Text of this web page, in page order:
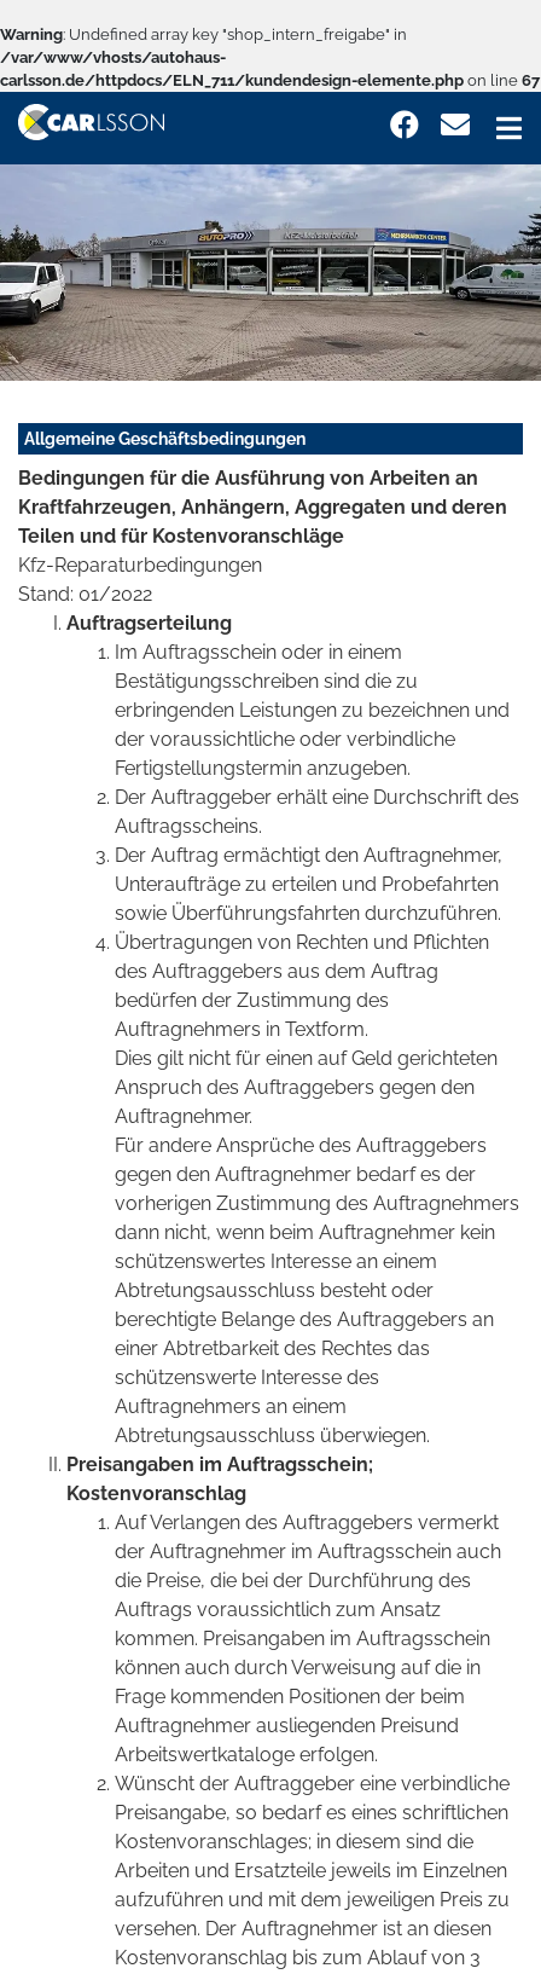
Warning: Undefined array key "shop_intern_freigabe" in
/var/www/vhosts/autohaus-
carlsson.de/httpdocs/ELN_711/kundendesign-elemente.php on line 67
Allgemeine Geschäftsbedingungen
Bedingungen für die Ausführung von Arbeiten an
Kraftfahrzeugen, Anhängern, Aggregaten und deren
Teilen und für Kostenvoranschläge
Kfz-Reparaturbedingungen
Stand: 01/2022
Auftragserteilung
Im Auftragsschein oder in einem
Bestätigungsschreiben sind die zu
erbringenden Leistungen zu bezeichnen und
der voraussichtliche oder verbindliche
Fertigstellungstermin anzugeben.
Der Auftraggeber erhält eine Durchschrift des
Auftragsscheins.
Der Auftrag ermächtigt den Auftragnehmer,
Unteraufträge zu erteilen und Probefahrten
sowie Überführungsfahrten durchzuführen.
Übertragungen von Rechten und Pflichten
des Auftraggebers aus dem Auftrag
bedürfen der Zustimmung des
Auftragnehmers in Textform.
Dies gilt nicht für einen auf Geld gerichteten
Anspruch des Auftraggebers gegen den
Auftragnehmer.
Für andere Ansprüche des Auftraggebers
gegen den Auftragnehmer bedarf es der
vorherigen Zustimmung des Auftragnehmers
dann nicht, wenn beim Auftragnehmer kein
schützenswertes Interesse an einem
Abtretungsausschluss besteht oder
berechtigte Belange des Auftraggebers an
einer Abtretbarkeit des Rechtes das
schützenswerte Interesse des
Auftragnehmers an einem
Abtretungsausschluss überwiegen.
Preisangaben im Auftragsschein;
Kostenvoranschlag
Auf Verlangen des Auftraggebers vermerkt
der Auftragnehmer im Auftragsschein auch
die Preise, die bei der Durchführung des
Auftrags voraussichtlich zum Ansatz
kommen. Preisangaben im Auftragsschein
können auch durch Verweisung auf die in
Frage kommenden Positionen der beim
Auftragnehmer ausliegenden Preisund
Arbeitswertkataloge erfolgen.
Wünscht der Auftraggeber eine verbindliche
Preisangabe, so bedarf es eines schriftlichen
Kostenvoranschlages; in diesem sind die
Arbeiten und Ersatzteile jeweils im Einzelnen
aufzuführen und mit dem jeweiligen Preis zu
versehen. Der Auftragnehmer ist an diesen
Kostenvoranschlag bis zum Ablauf von 3